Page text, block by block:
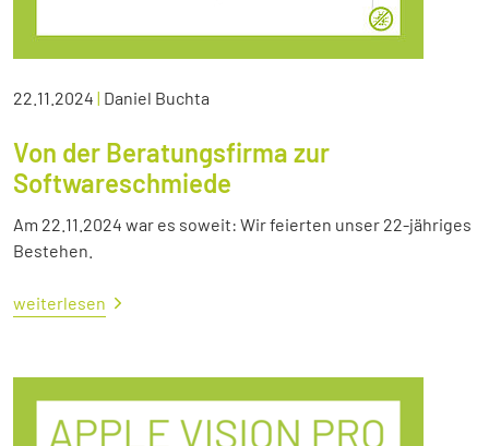
22.11.2024 | Daniel Buchta
Von der Beratungsfirma zur
Softwareschmiede
Am 22.11.2024 war es soweit: Wir feierten unser 22-jähriges
Bestehen.
weiterlesen